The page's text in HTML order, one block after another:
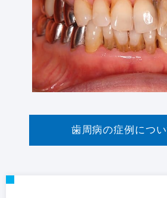
2016/11/08
歯周病検査① 口腔内写真
2016/11/08 歯周基本検査とは？
2016/11/08
専門的な歯周病の検査方法
2016/11/08 侵襲性歯周炎とはどんな
2016/11/08 若い人の歯周病「侵襲性
歯が自然に抜けることも
は？？
歯周病の症例につい